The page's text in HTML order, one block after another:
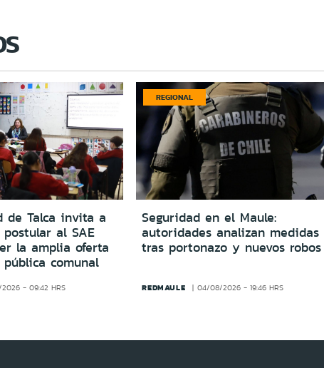
de Talca invita a
al SAE
la amplia oferta
comunal
- 09:42 HRS
REGIONAL
Seguridad en el Maule:
autoridades analizan medidas
tras portonazo y nuevos robos
REDMAULE 04/08/2026 - 19:46 HRS